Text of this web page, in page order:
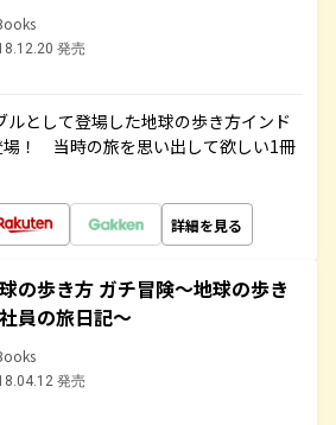
発売
ルとして登場した地球の歩き方インド
場！ 当時の旅を思い出して欲しい1冊
詳細を見る
の歩き方 ガチ冒険～地球の歩き
員の旅日記～
発売